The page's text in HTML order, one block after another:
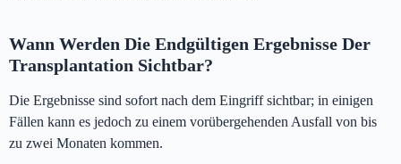
Wann Werden Die Endgültigen Ergebnisse Der
Transplantation Sichtbar?
Die Ergebnisse sind sofort nach dem Eingriff sichtbar; in einigen
Fällen kann es jedoch zu einem vorübergehenden Ausfall von bis
zu zwei Monaten kommen.